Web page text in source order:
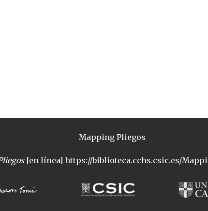
Mapping Pliegos
[en línea] https://biblioteca.cchs.csic.es/